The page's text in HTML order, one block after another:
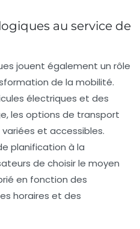
au service de
jouent également un rôle
de la mobilité.
électriques et des
les options de transport
et accessibles.
planification à la
de choisir le moyen
en fonction des
horaires et des